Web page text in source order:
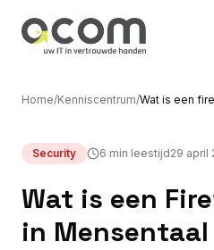
Home/Kenniscentrum/Wat is een
Security 6 min leestijd29 april
Wat is een
in Mensentaal